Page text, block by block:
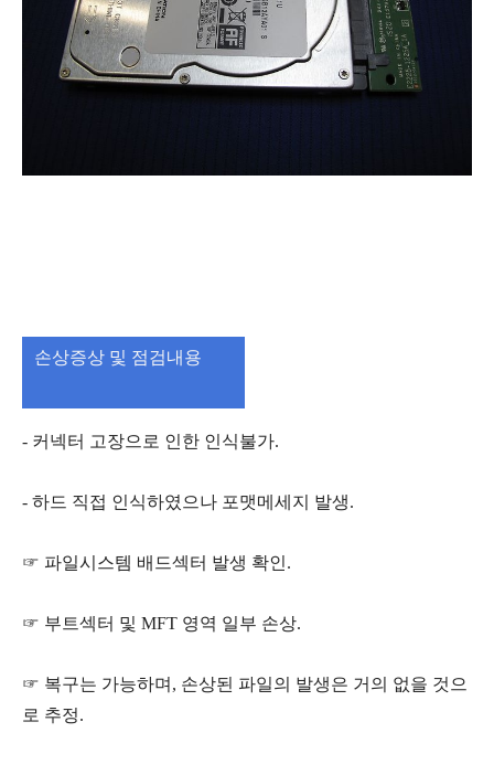
손상증상 및 점검내용
- 커넥터 고장으로 인한 인식불가.
- 하드 직접 인식하였으나 포맷메세지 발생.
☞ 파일시스템 배드섹터 발생 확인.
☞ 부트섹터 및 MFT 영역 일부 손상.
☞ 복구는 가능하며, 손상된 파일의 발생은 거의 없을 것으
로 추정.